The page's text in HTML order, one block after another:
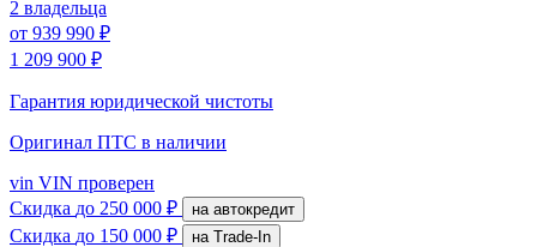
2 владельца
от 939 990 ₽
1 209 900 ₽
Гарантия юридической чистоты
Оригинал ПТС в наличии
vin VIN проверен
Скидка до 250 000 ₽ на автокредит
Скидка до 150 000 ₽
на Trade-In